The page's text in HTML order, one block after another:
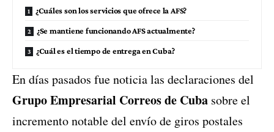
¿Cuáles son los servicios que ofrece la AFS?
¿Se mantiene funcionando AFS actualmente?
¿Cuál es el tiempo de entrega en Cuba?
En días pasados fue noticia las declaraciones del
Grupo Empresarial Correos de Cuba sobre el
incremento notable del envío de giros postales